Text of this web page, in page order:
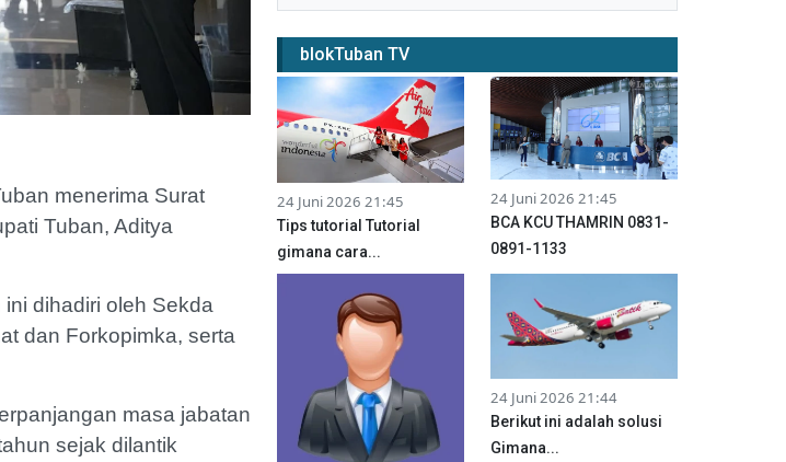
menerima Surat
Tuban, Aditya
dihadiri oleh Sekda
dan Forkopimka, serta
masa jabatan
sejak dilantik
blokTuban TV
24 Juni 2026 21:45
Tips tutorial Tutorial
gimana cara...
24 Juni 2026 21:45
BCA KCU THAMRIN 0831-
0891-1133
24 Juni 2026 21:44
Berikut ini adalah solusi
Gimana...